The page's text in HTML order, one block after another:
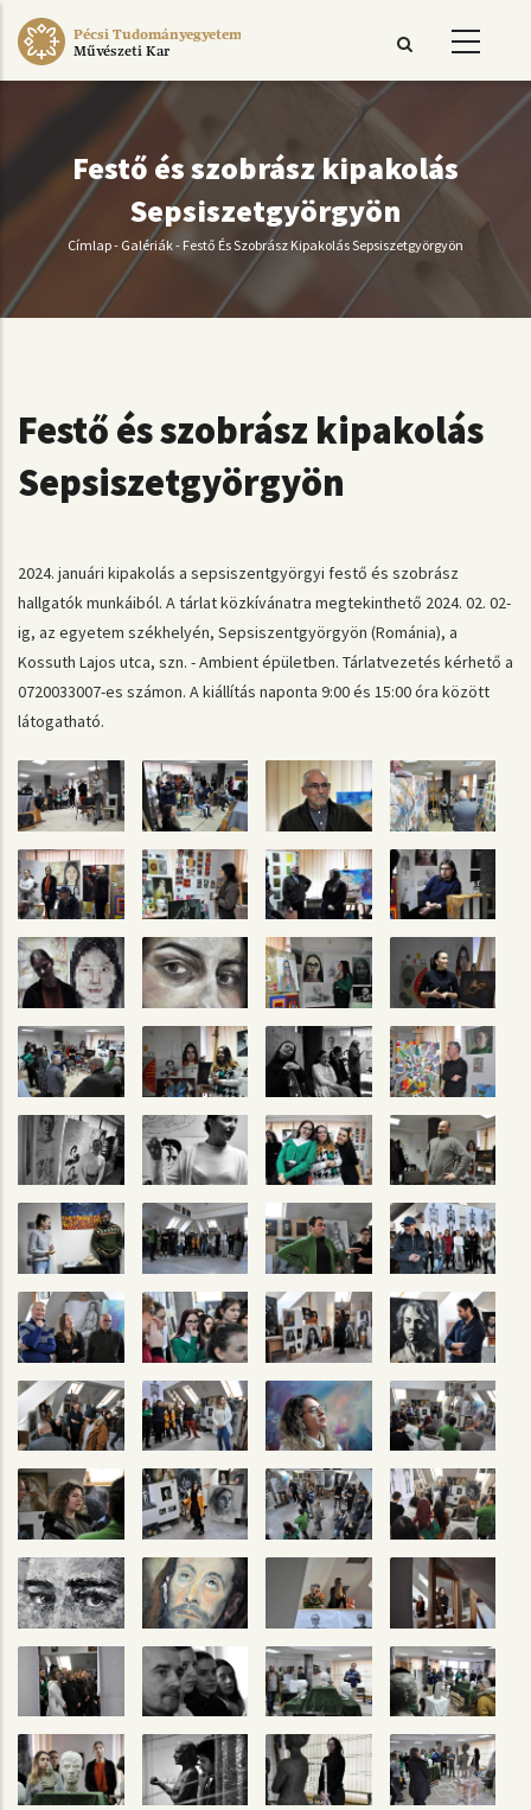
Ugrás
Pécsi Tudományegyetem
Művészeti Kar
Festő és szobrász kipakolás
Sepsiszetgyörgyön
Morzsa
Címlap- Galériák- Festő És Szobrász Kipakolás Sepsiszetgyörgyön
Festő és szobrász kipakolás
Sepsiszetgyörgyön
2024. januári kipakolás a sepsiszentgyörgyi festő és szobrász
hallgatók munkáiból. A tárlat közkívánatra megtekinthető 2024. 02. 02-
ig, az egyetem székhelyén, Sepsiszentgyörgyön (Románia), a
Kossuth Lajos utca, szn. - Ambient épületben. Tárlatvezetés kérhető a
0720033007-es számon. A kiállítás naponta 9:00 és 15:00 óra között
látogatható.